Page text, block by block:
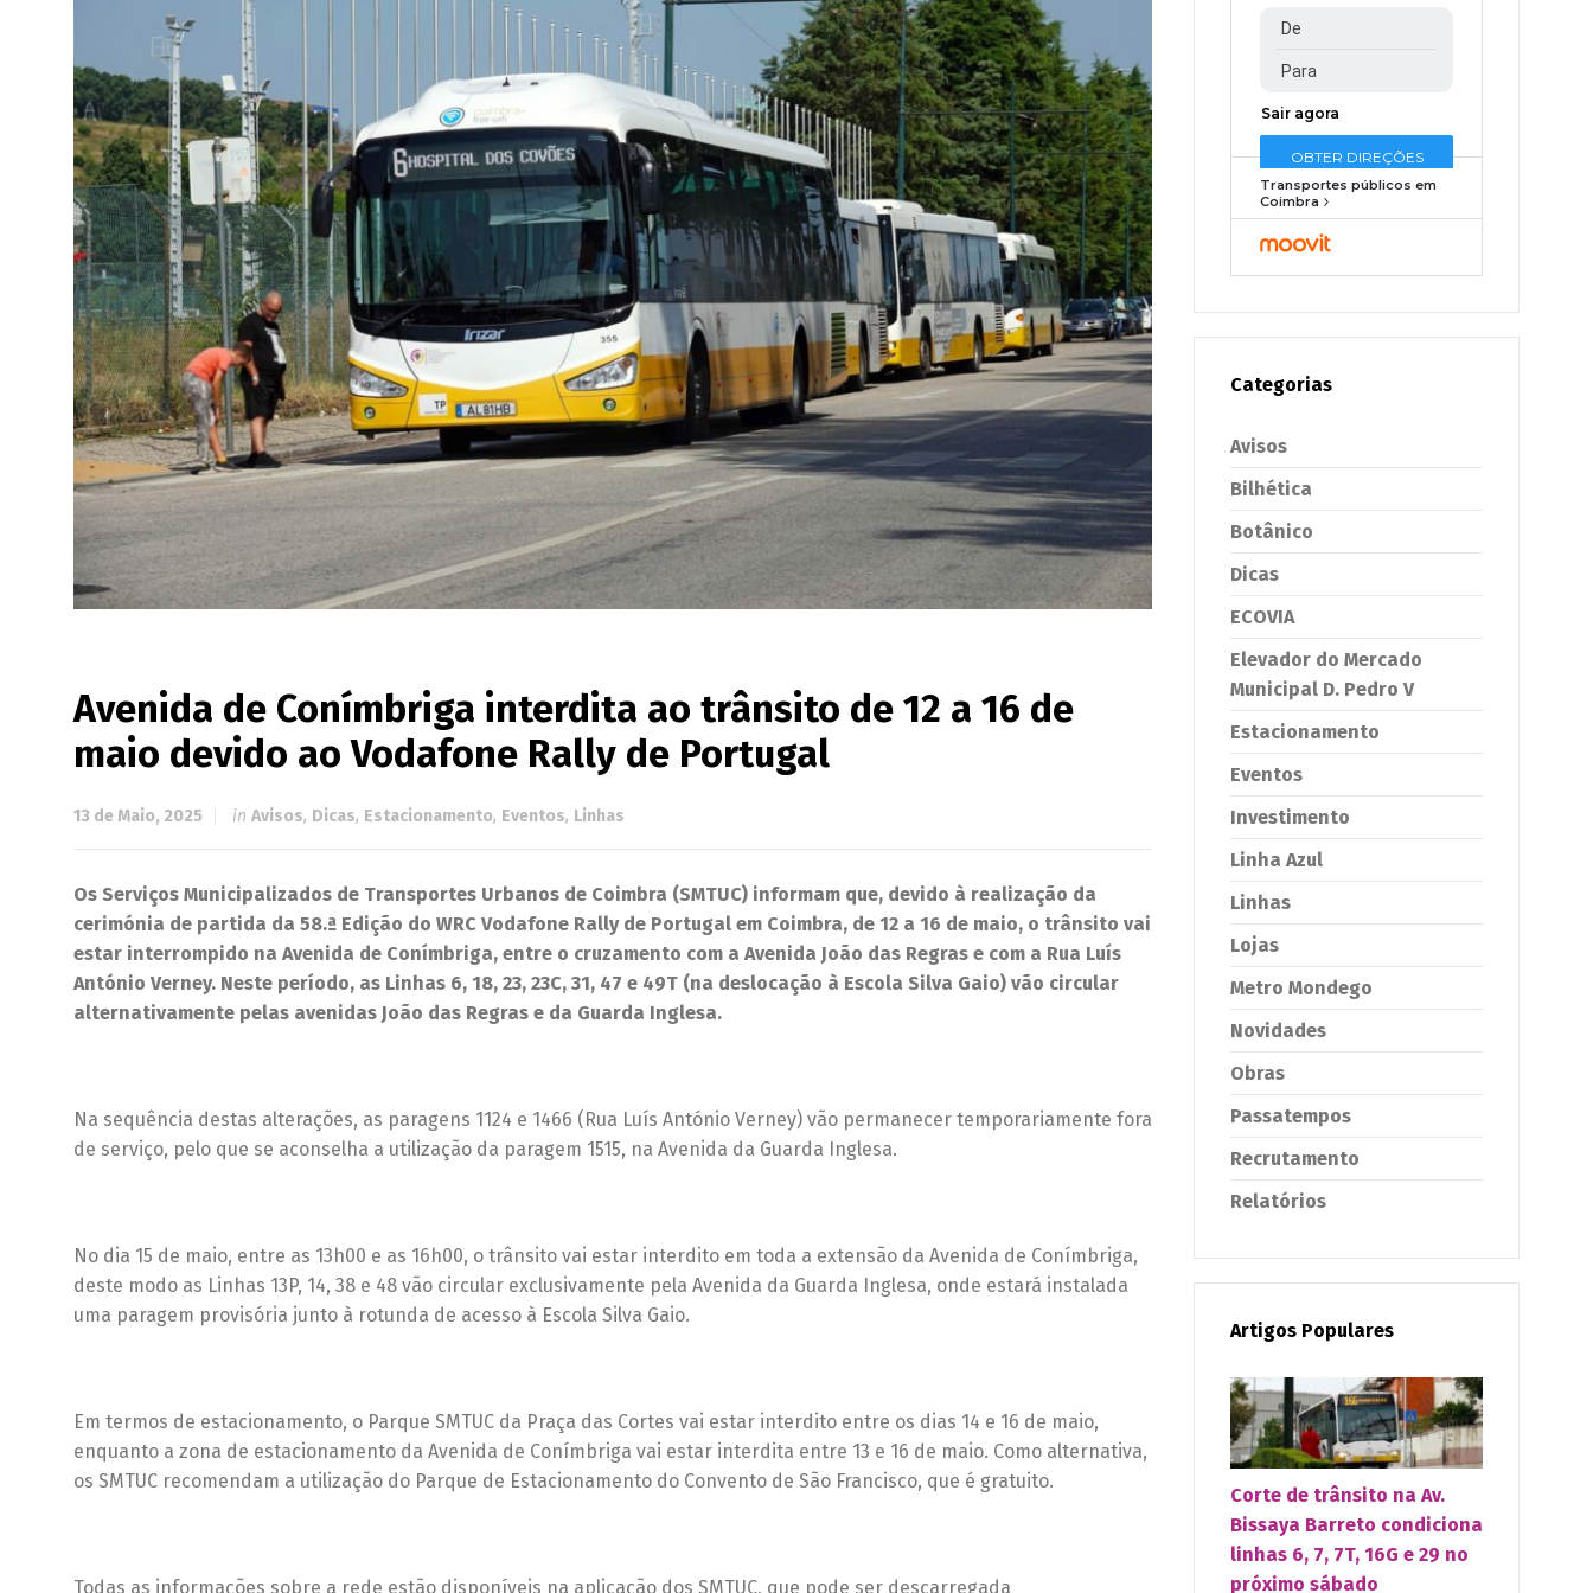
Avenida de Conímbriga interdita ao trânsito de 12 a 16 de
maio devido ao Vodafone Rally de Portugal
13 de Maio, 2025 in Avisos, Dicas, Estacionamento, Eventos, Linhas
Os Serviços Municipalizados de Transportes Urbanos de Coimbra (SMTUC) informam que, devido à realização da
cerimónia de partida da 58.ª Edição do WRC Vodafone Rally de Portugal em Coimbra, de 12 a 16 de maio, o trânsito vai
estar interrompido na Avenida de Conímbriga, entre o cruzamento com a Avenida João das Regras e com a Rua Luís
António Verney. Neste período, as Linhas 6, 18, 23, 23C, 31, 47 e 49T (na deslocação à Escola Silva Gaio) vão circular
alternativamente pelas avenidas João das Regras e da Guarda Inglesa.
Na sequência destas alterações, as paragens 1124 e 1466 (Rua Luís António Verney) vão permanecer temporariamente fora
de serviço, pelo que se aconselha a utilização da paragem 1515, na Avenida da Guarda Inglesa.
No dia 15 de maio, entre as 13h00 e as 16h00, o trânsito vai estar interdito em toda a extensão da Avenida de Conímbriga,
deste modo as Linhas 13P, 14, 38 e 48 vão circular exclusivamente pela Avenida da Guarda Inglesa, onde estará instalada
uma paragem provisória junto à rotunda de acesso à Escola Silva Gaio.
Em termos de estacionamento, o Parque SMTUC da Praça das Cortes vai estar interdito entre os dias 14 e 16 de maio,
enquanto a zona de estacionamento da Avenida de Conímbriga vai estar interdita entre 13 e 16 de maio. Como alternativa,
os SMTUC recomendam a utilização do Parque de Estacionamento do Convento de São Francisco, que é gratuito.
Todas as informações sobre a rede estão disponíveis na aplicação dos SMTUC, que pode ser descarregada
Transportes públicos em
Coimbra
Categorias
Avisos
Bilhética
Botânico
Dicas
ECOVIA
Elevador do Mercado
Municipal D. Pedro V
Estacionamento
Eventos
Investimento
Linha Azul
Linhas
Lojas
Metro Mondego
Novidades
Obras
Passatempos
Recrutamento
Relatórios
Artigos Populares
Corte de trânsito na Av.
Bissaya Barreto condiciona
linhas 6, 7, 7T, 16G e 29 no
próximo sábado